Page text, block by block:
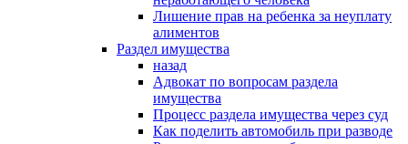
Лишение прав на ребенка за неуплату
алиментов
Раздел имущества
назад
Адвокат по вопросам раздела
имущества
Процесс раздела имущества через суд
Как поделить автомобиль при разводе